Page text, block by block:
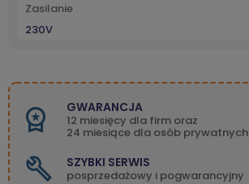
Zasilanie
230V
GWARANCJA
12 miesięcy dla firm oraz
24 miesiące dla osób prywatnych
SZYBKI SERWIS
posprzedażowy i pogwarancyjny